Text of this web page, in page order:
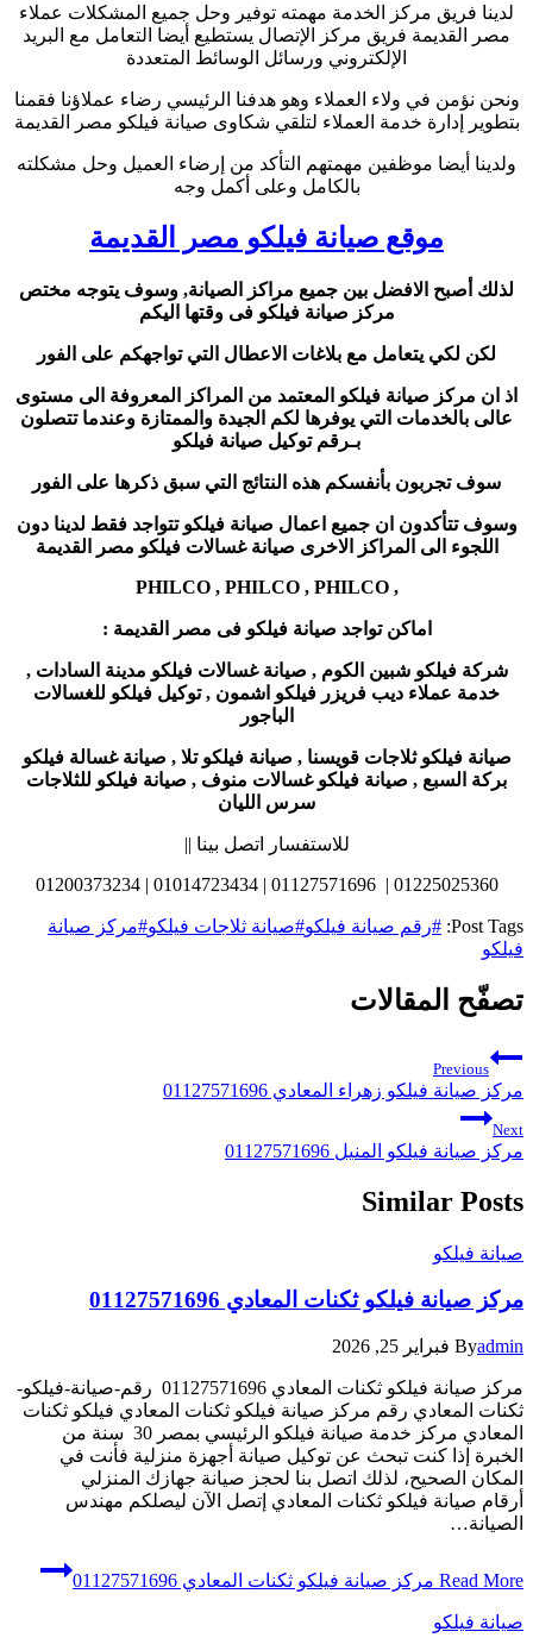
لدينا فريق مركز الخدمة مهمته توفير وحل جميع المشكلات عملاء
مصر القديمة فريق مركز الإتصال يستطيع أيضا التعامل مع البريد
الإلكتروني ورسائل الوسائط المتعددة
ونحن نؤمن في ولاء العملاء وهو هدفنا الرئيسي رضاء عملاؤنا فقمنا
بتطوير إدارة خدمة العملاء لتلقي شكاوى صيانة فيلكو مصر القديمة
ولدينا أيضا موظفين مهمتهم التأكد من إرضاء العميل وحل مشكلته
بالكامل وعلى أكمل وجه
موقع صيانة فيلكو مصر القديمة
لذلك أصبح الافضل بين جميع مراكز الصيانة, وسوف يتوجه مختص
مركز صيانة فيلكو فى وقتها اليكم
لكن لكي يتعامل مع بلاغات الاعطال التي تواجهكم على الفور
اذ ان مركز صيانة فيلكو المعتمد من المراكز المعروفة الى مستوى
عالى بالخدمات التي يوفرها لكم الجيدة والممتازة وعندما تتصلون
بـرقم توكيل صيانة فيلكو
سوف تجربون بأنفسكم هذه النتائج التي سبق ذكرها على الفور
وسوف تتأكدون ان جميع اعمال صيانة فيلكو تتواجد فقط لدينا دون
اللجوء الى المراكز الاخرى صيانة غسالات فيلكو مصر القديمة
, PHILCO , PHILCO , PHILCO
اماكن تواجد صيانة فيلكو فى مصر القديمة :
شركة فيلكو شبين الكوم, صيانة غسالات فيلكو مدينة السادات ,
خدمة عملاء ديب فريزر فيلكو اشمون , توكيل فيلكو للغسالات
الباجور
صيانة فيلكو ثلاجات قويسنا , صيانة فيلكو تلا , صيانة غسالة فيلكو
بركة السبع , صيانة فيلكو غسالات منوف , صيانة فيلكو للثلاجات
سرس الليان
للاستفسار اتصل بينا ||
01225025360 | 01127571696 | 01014723434 | 01200373234
Post Tags:
#رقم صيانة فيلكو#صيانة ثلاجات فيلكو#مركز صيانة
فيلكو
تصفّح المقالات
Previous
مركز صيانة فيلكو زهراء المعادي 01127571696
Next
مركز صيانة فيلكو المنيل 01127571696
Similar Posts
صيانة فيلكو
مركز صيانة فيلكو ثكنات المعادي 01127571696
Byadmin فبراير 25, 2026
مركز صيانة فيلكو ثكنات المعادي 01127571696 رقم-صيانة-فيلكو-
ثكنات المعادي رقم مركز صيانة فيلكو ثكنات المعادي فيلكو ثكنات
المعادي مركز خدمة صيانة فيلكو الرئيسي بمصر 30 سنة من
الخبرة إذا كنت تبحث عن توكيل صيانة أجهزة منزلية فأنت في
المكان الصحيح، لذلك اتصل بنا لحجز صيانة جهازك المنزلي
أرقام صيانة فيلكو ثكنات المعادي إتصل الآن ليصلكم مهندس
الصيانة…
Read More مركز صيانة فيلكو ثكنات المعادي 01127571696
صيانة فيلكو